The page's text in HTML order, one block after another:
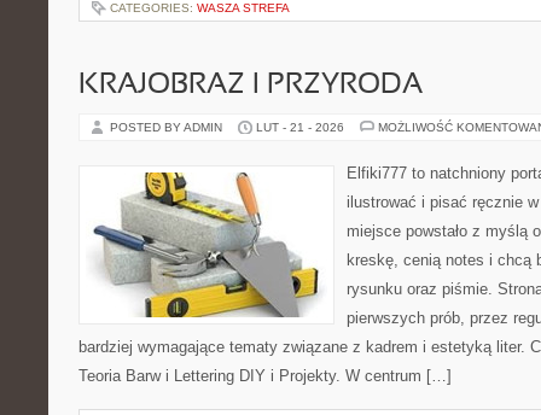
CATEGORIES: WASZA STREFA
KRAJOBRAZ I PRZYRODA
POSTED BY ADMIN LUT - 21 - 2026 MOŻLIWOŚĆ
Elfiki777 to natchniony
ilustrować i pisać ręcznie
miejsce powstało z myślą
kreskę, cenią notes i chcą
rysunku oraz piśmie.
pierwszych prób, przez
bardziej wymagające tematy związane z kadrem i estetyką liter.
Teoria Barw i Lettering DIY i Projekty. W centrum […]